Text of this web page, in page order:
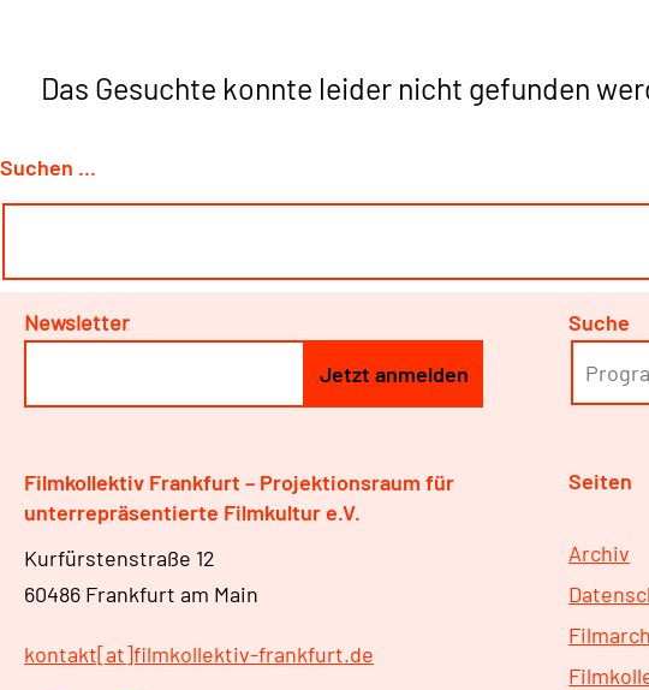
Das Gesuchte konnte leider nicht gefunden
Suchen …
Newsletter
Filmkollektiv Frankfurt – Projektionsraum für
unterrepräsentierte Filmkultur e.V.
Kurfürstenstraße 12
60486 Frankfurt am Main
kontakt[at]filmkollektiv-frankfurt.de
Suche
Seiten
Archiv